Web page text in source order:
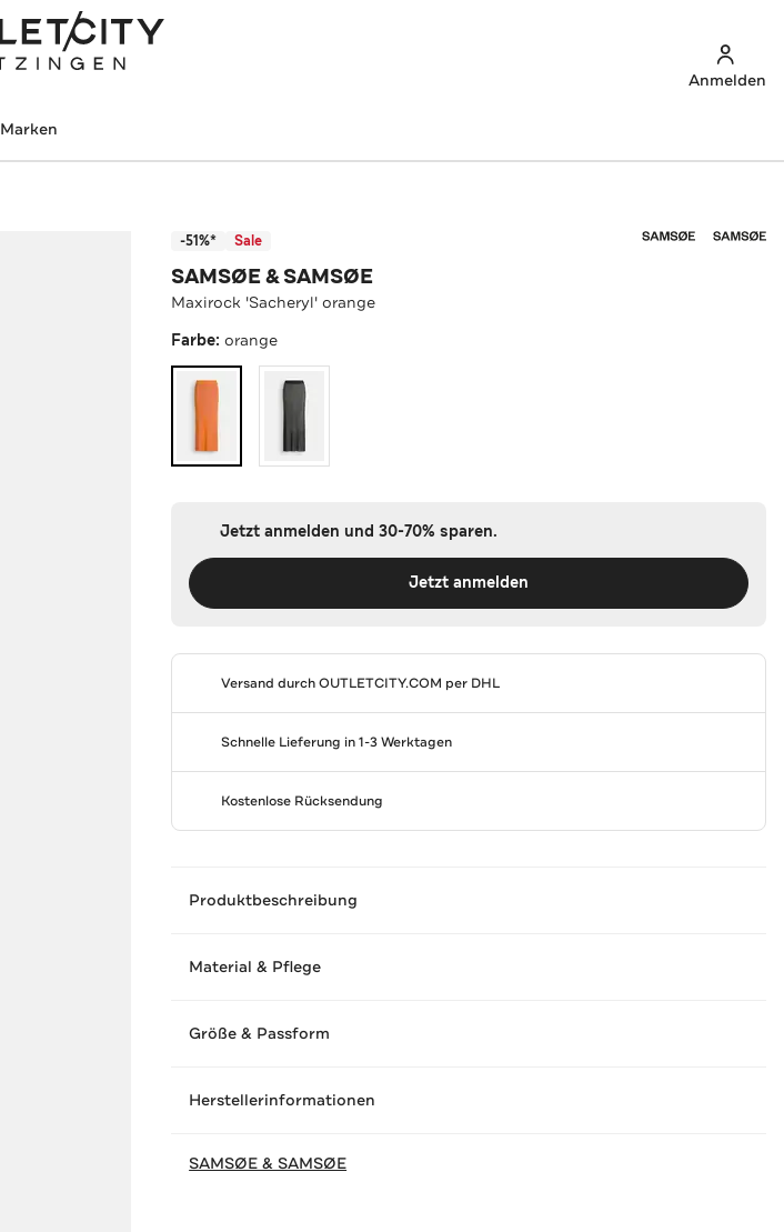
Anmelden
Marken
-51%* Sale
SAMSØE & SAMSØE
Maxirock 'Sacheryl' orange
Farbe:orange
Jetzt anmelden und 30-70% sparen.
Jetzt anmelden
Versand durchOUTLETCITY.COM per DHL
Schnelle Lieferung in 1-3 Werktagen
Kostenlose Rücksendung
Produktbeschreibung
Material & Pflege
Größe & Passform
Herstellerinformationen
SAMSØE & SAMSØE